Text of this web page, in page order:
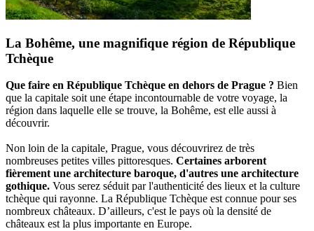
La Bohême, une magnifique région de République
Tchèque
Que faire en République Tchèque en dehors de Prague ? Bien
que la capitale soit une étape incontournable de votre voyage, la
région dans laquelle elle se trouve, la Bohême, est elle aussi à
découvrir.
Non loin de la capitale, Prague, vous découvrirez de très
nombreuses petites villes pittoresques. Certaines arborent
fièrement une architecture baroque, d'autres une architecture
gothique. Vous serez séduit par l'authenticité des lieux et la culture
tchèque qui rayonne. La République Tchèque est connue pour ses
nombreux châteaux. D’ailleurs, c'est le pays où la densité de
châteaux est la plus importante en Europe.